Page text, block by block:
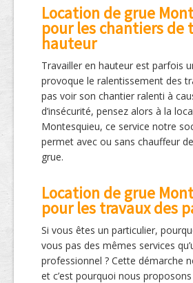
Location de grue
pour les chantiers de
hauteur
Travailler en hauteur est parfois
provoque le ralentissement des
pas voir son chantier ralenti à
d’insécurité, pensez alors à la
Montesquieu, ce service notre
permet avec ou sans chauffeur
grue.
Location de grue
pour les travaux des
Si vous êtes un particulier,
vous pas des mêmes services
professionnel ? Cette démarche
et c’est pourquoi nous